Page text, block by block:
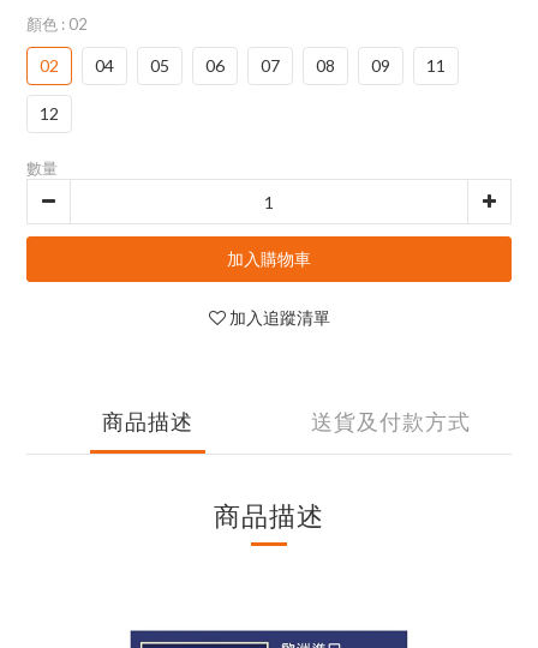
顏色 : 02
02 04 05 06 07 08 09 11
12
數量
加入購物車
加入追蹤清單
商品描述 送貨及付款方式
商品描述